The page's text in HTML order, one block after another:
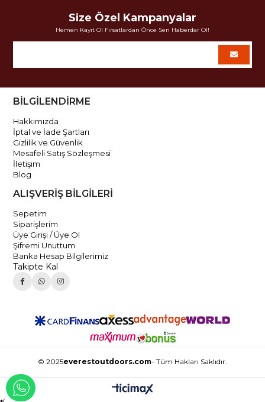
Size Özel Kampanyalar
Hemen Kayıt Ol Fırsatlardan Önce Sen Haberdar Ol!
BİLGİLENDİRME
Hakkımızda
İptal ve İade Şartları
Gizlilik ve Güvenlik
Mesafeli Satış Sözleşmesi
İletişim
Blog
ALIŞVERİŞ BİLGİLERİ
Sepetim
Siparişlerim
Üye Girişi / Üye Ol
Şifremi Unuttum
Banka Hesap Bilgilerimiz
Takipte Kal
© 2025everestoutdoors.com- Tüm Hakları Saklıdır.
WHATSAPP İLE İLETİŞİME GEÇ